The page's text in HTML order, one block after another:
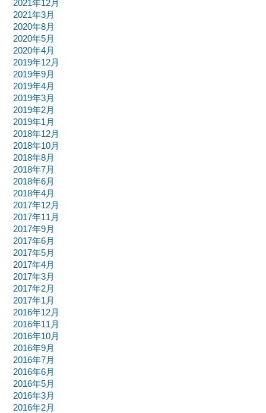
2021年12月
2021年3月
2020年8月
2020年5月
2020年4月
2019年12月
2019年9月
2019年4月
2019年3月
2019年2月
2019年1月
2018年12月
2018年10月
2018年8月
2018年7月
2018年6月
2018年4月
2017年12月
2017年11月
2017年9月
2017年6月
2017年5月
2017年4月
2017年3月
2017年2月
2017年1月
2016年12月
2016年11月
2016年10月
2016年9月
2016年7月
2016年6月
2016年5月
2016年3月
2016年2月